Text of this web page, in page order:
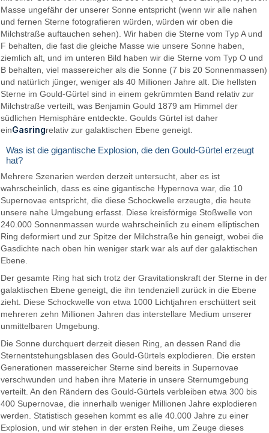
Masse ungefähr der unserer Sonne entspricht (wenn wir alle nahen
und fernen Sterne fotografieren würden, würden wir oben die
Milchstraße auftauchen sehen). Wir haben die Sterne vom Typ A und
F behalten, die fast die gleiche Masse wie unsere Sonne haben,
ziemlich alt, und im unteren Bild haben wir die Sterne vom Typ O und
B behalten, viel massereicher als die Sonne (7 bis 20 Sonnenmassen)
und natürlich jünger, weniger als 40 Millionen Jahre alt. Die hellsten
Sterne im Gould-Gürtel sind in einem gekrümmten Band relativ zur
Milchstraße verteilt, was Benjamin Gould 1879 am Himmel der
südlichen Hemisphäre entdeckte. Goulds Gürtel ist daher
einGasringrelativ zur galaktischen Ebene geneigt.
Was ist die gigantische Explosion, die den Gould-Gürtel erzeugt
hat?
Mehrere Szenarien werden derzeit untersucht, aber es ist
wahrscheinlich, dass es eine gigantische Hypernova war, die 10
Supernovae entspricht, die diese Schockwelle erzeugte, die heute
unsere nahe Umgebung erfasst. Diese kreisförmige Stoßwelle von
240.000 Sonnenmassen wurde wahrscheinlich zu einem elliptischen
Ring deformiert und zur Spitze der Milchstraße hin geneigt, wobei die
Gasdichte nach oben hin weniger stark war als auf der galaktischen
Ebene.
Der gesamte Ring hat sich trotz der Gravitationskraft der Sterne in der
galaktischen Ebene geneigt, die ihn tendenziell zurück in die Ebene
zieht. Diese Schockwelle von etwa 1000 Lichtjahren erschüttert seit
mehreren zehn Millionen Jahren das interstellare Medium unserer
unmittelbaren Umgebung.
Die Sonne durchquert derzeit diesen Ring, an dessen Rand die
Sternentstehungsblasen des Gould-Gürtels explodieren. Die ersten
Generationen massereicher Sterne sind bereits in Supernovae
verschwunden und haben ihre Materie in unsere Sternumgebung
verteilt. An den Rändern des Gould-Gürtels verbleiben etwa 300 bis
400 Supernovae, die innerhalb weniger Millionen Jahre explodieren
werden. Statistisch gesehen kommt es alle 40.000 Jahre zu einer
Explosion, und wir stehen in der ersten Reihe, um Zeuge dieses